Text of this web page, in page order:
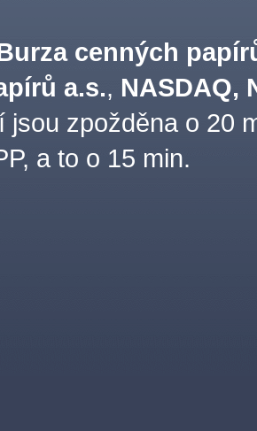
cenných
a.s., NASDAQ,
jsou zpožděna o 20
a to o 15 min.